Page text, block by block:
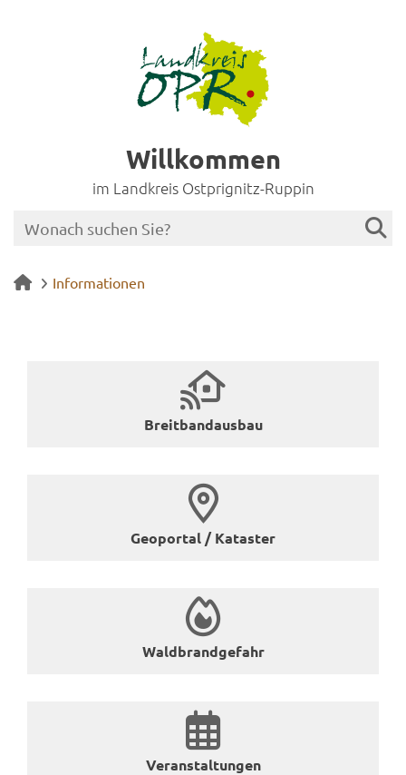
Willkommen
im Landkreis Ostprignitz-Ruppin
Informationen
Breit­band­aus­bau
Geo­por­tal / Ka­tas­ter
Wald­brand­ge­fahr
Ver­an­stal­tun­gen